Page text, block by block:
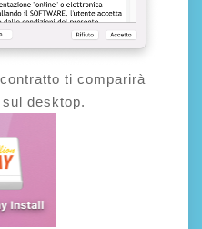
ti comparirà
desktop.